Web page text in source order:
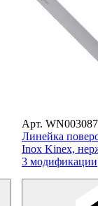
Арт.
Линейка
Inox Kinex,
3 модификации